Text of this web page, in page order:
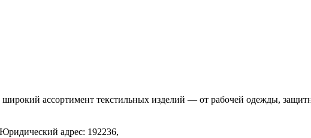
ассортимент текстильных изделий — от рабочей одежды,
Юридический адрес: 192236,